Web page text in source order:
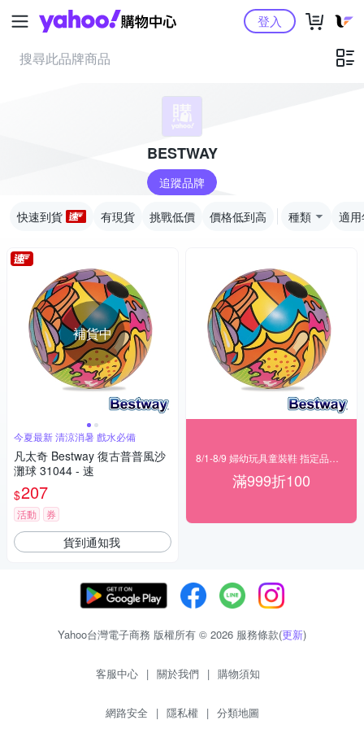
Yahoo購物中心登入
BESTWAY
追蹤品牌
快速到貨 有現貨 挑戰低價 價格低到高 種類 適
補貨中
今夏最新 清涼消暑 戲水必備
凡太奇 Bestway 復古普普風沙
灘球 31044 - 速
$207
活動 券
貨到通知我
滿999折100
Yahoo台灣電子商務 版權所有 © 2026 服務條款(更新)
客服中心 | 關於我們 | 購物須知
網路安全 | 隱私權 | 分類地圖